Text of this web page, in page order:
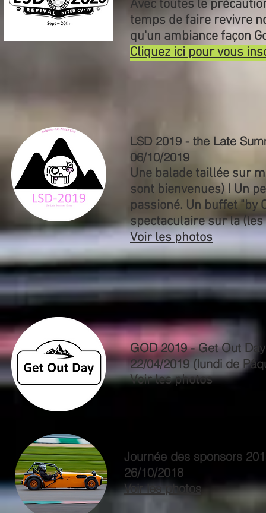
Avec toutes le
temps de faire revivre
qu'un ambiance façon
Cliquez ici pour vous
LSD 2019 - the Late
06/10/2019
Une balade taillée sur
sont bienvenues) ! Un
passioné. Un buffet "by
spectaculaire sur la (les
Voir les photos
GOD 2019- Get Out Day
22/04/2019 (lundi de
Voir les photos
Journée des sponsors
26/10/2018
Voir les photos